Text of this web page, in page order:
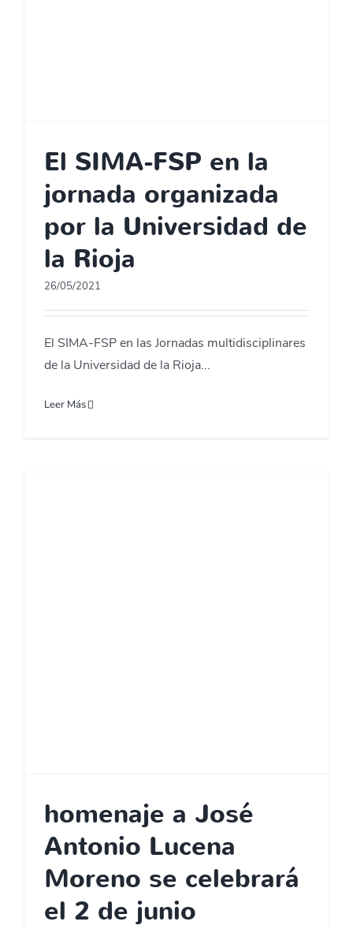
El SIMA-FSP en la
jornada organizada
por la Universidad de
la Rioja
26/05/2021
El SIMA-FSP en las Jornadas multidisciplinares
de la Universidad de la Rioja...
Leer Más
homenaje a José
Antonio Lucena
Moreno se celebrará
el 2 de junio